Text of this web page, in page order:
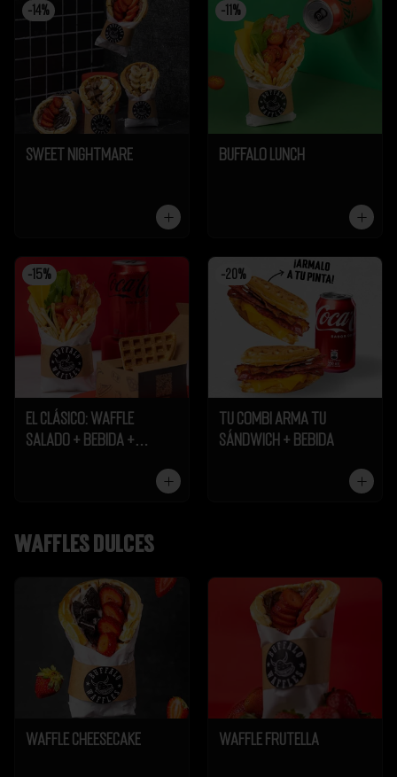
- 14 %
Sweet Nightmare
- %
Buffalo Lunch
- 15%
El Clásico: Waffle
Salado + Bebida +
-20 %
Tu Combi Arma tu
Sándwich + Bebida
Waffles dulces
Waffle Cheesecake Waffle Frutella